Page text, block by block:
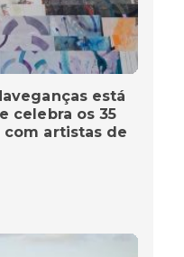
está
celebra os 35
com artistas de